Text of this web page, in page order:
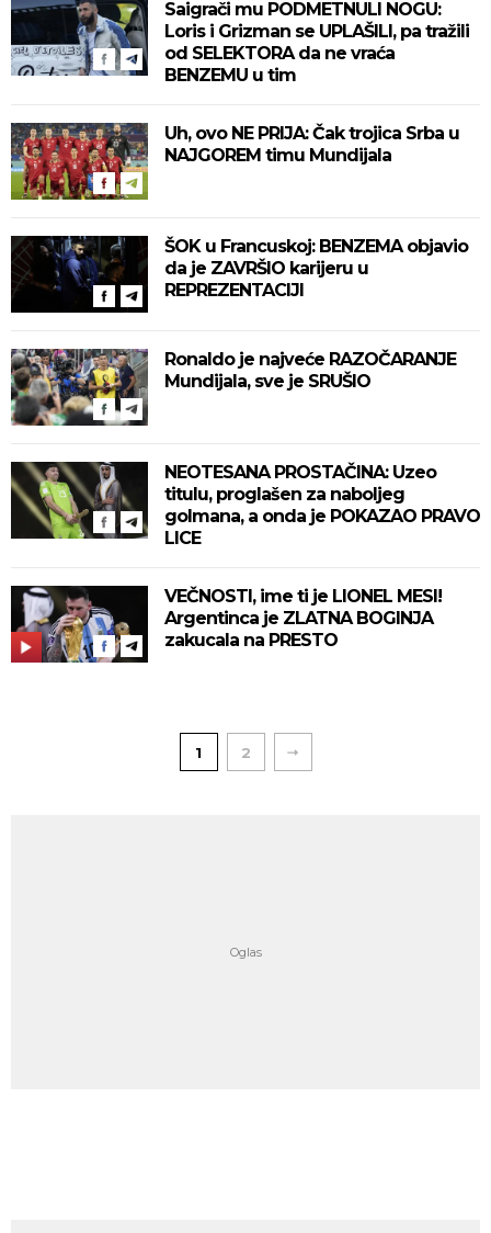
Saigrači mu PODMETNULI NOGU:
Loris i Grizman se UPLAŠILI, pa tražili
od SELEKTORA da ne vraća
BENZEMU u tim
Uh, ovo NE PRIJA: Čak trojica Srba u
NAJGOREM timu Mundijala
ŠOK u Francuskoj: BENZEMA objavio
da je ZAVRŠIO karijeru u
REPREZENTACIJI
Ronaldo je najveće RAZOČARANJE
Mundijala, sve je SRUŠIO
NEOTESANA PROSTAČINA: Uzeo
titulu, proglašen za naboljeg
golmana, a onda je POKAZAO PRAVO
LICE
VEČNOSTI, ime ti je LIONEL MESI!
Argentinca je ZLATNA BOGINJA
zakucala na PRESTO
1 2